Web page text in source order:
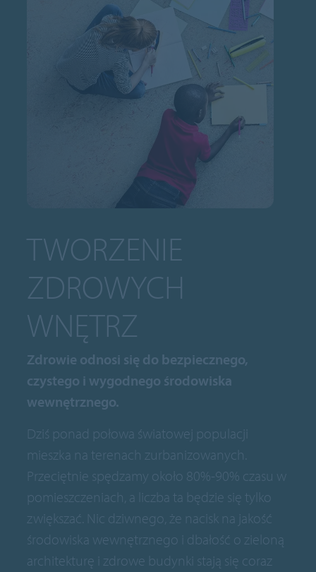
TWORZENIE
ZDROWYCH
WNĘTRZ
Zdrowie odnosi się do bezpiecznego,
czystego i wygodnego środowiska
wewnętrznego.
Dziś ponad połowa światowej populacji
mieszka na terenach zurbanizowanych.
Przeciętnie spędzamy około 80%-90% czasu w
pomieszczeniach, a liczba ta będzie się tylko
zwiększać. Nic dziwnego, że nacisk na jakość
środowiska wewnętrznego i dbałość o zieloną
architekturę i zdrowe budynki stają się coraz